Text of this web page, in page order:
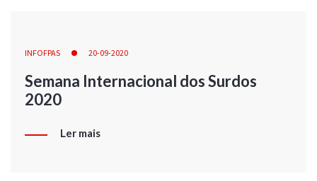
INFOFPAS 20-09-2020
Semana Internacional dos Surdos
2020
Ler mais